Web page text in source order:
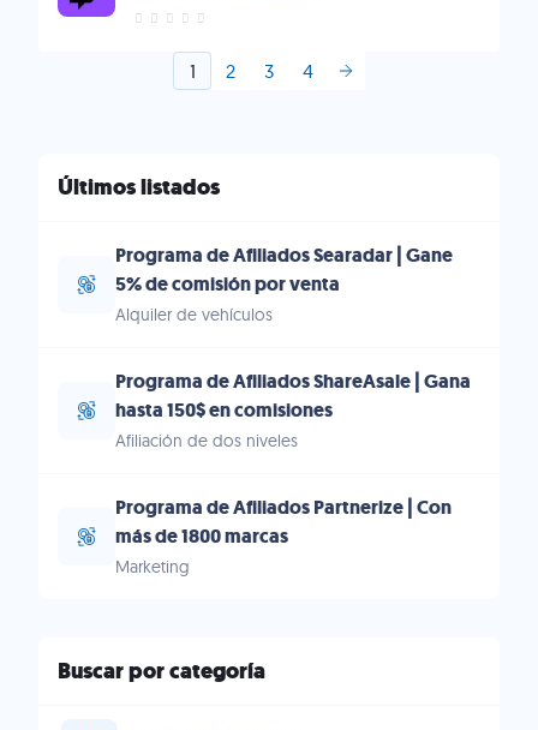
1 2 3 4
Últimos listados
Programa de Afiliados Searadar | Gane
5% de comisión por venta
Alquiler de vehículos
Programa de Afiliados ShareAsale | Gana
hasta 150$ en comisiones
Afiliación de dos niveles
Programa de Afiliados Partnerize | Con
más de 1800 marcas
Marketing
Buscar por categoría